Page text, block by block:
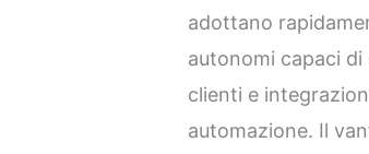
adottano
autonomi capaci
clienti e
automazione. Il